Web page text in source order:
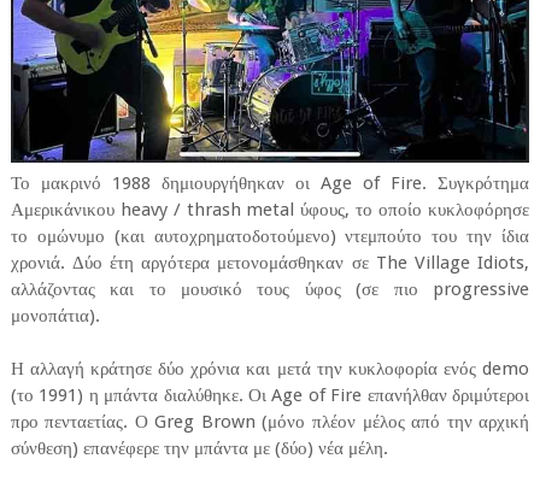
Το μακρινό 1988 δημιουργήθηκαν οι Age of Fire. Συγκρότημα
Αμερικάνικου heavy / thrash metal ύφους, το οποίο κυκλοφόρησε
το ομώνυμο (και αυτοχρηματοδοτούμενο) ντεμπούτο του την ίδια
χρονιά. Δύο έτη αργότερα μετονομάσθηκαν σε The Village Idiots,
αλλάζοντας και το μουσικό τους ύφος (σε πιο progressive
μονοπάτια).
Η αλλαγή κράτησε δύο χρόνια και μετά την κυκλοφορία ενός demo
(το 1991) η μπάντα διαλύθηκε. Οι Age of Fire επανήλθαν δριμύτεροι
προ πενταετίας. Ο Greg Brown (μόνο πλέον μέλος από την αρχική
σύνθεση) επανέφερε την μπάντα με (δύο) νέα μέλη.